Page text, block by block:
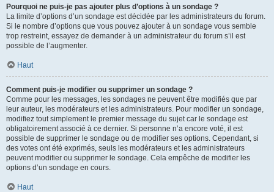
Pourquoi ne puis-je pas ajouter plus d’options à un sondage ?
La limite d’options d’un sondage est décidée par les administrateurs du forum.
Si le nombre d’options que vous pouvez ajouter à un sondage vous semble
trop restreint, essayez de demander à un administrateur du forum s’il est
possible de l’augmenter.
Haut
Comment puis-je modifier ou supprimer un sondage ?
Comme pour les messages, les sondages ne peuvent être modifiés que par
leur auteur, les modérateurs et les administrateurs. Pour modifier un sondage,
modifiez tout simplement le premier message du sujet car le sondage est
obligatoirement associé à ce dernier. Si personne n’a encore voté, il est
possible de supprimer le sondage ou de modifier ses options. Cependant, si
des votes ont été exprimés, seuls les modérateurs et les administrateurs
peuvent modifier ou supprimer le sondage. Cela empêche de modifier les
options d’un sondage en cours.
Haut